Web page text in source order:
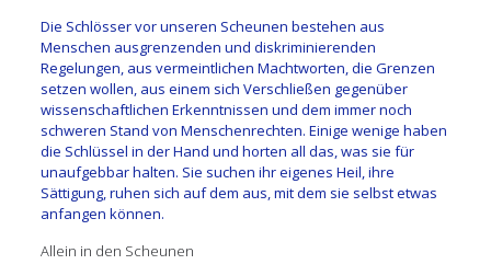
Die Schlösser vor unseren Scheunen bestehen aus
Menschen ausgrenzenden und diskriminierenden
Regelungen, aus vermeintlichen Machtworten, die Grenzen
setzen wollen, aus einem sich Verschließen gegenüber
wissenschaftlichen Erkenntnissen und dem immer noch
schweren Stand von Menschenrechten. Einige wenige haben
die Schlüssel in der Hand und horten all das, was sie für
unaufgebbar halten. Sie suchen ihr eigenes Heil, ihre
Sättigung, ruhen sich auf dem aus, mit dem sie selbst etwas
anfangen können.
Allein in den Scheunen